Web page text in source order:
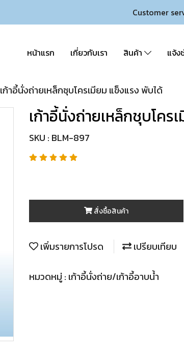
Customer
หน้าแรก เกี่ยวกับเรา สินค้า แจ้ง
เก้าอี้นั่งถ่ายเหล็กชุบโครเมียม แข็งแรง พับได้
เก้าอี้นั่งถ่ายเหล็กชุบโคร
SKU : BLM-897
สั่งซื้อสินค้า
เพิ่มรายการโปรด เปรียบเทียบ
หมวดหมู่ : เก้าอี้นั่งถ่าย/เก้าอี้อาบน้ำ